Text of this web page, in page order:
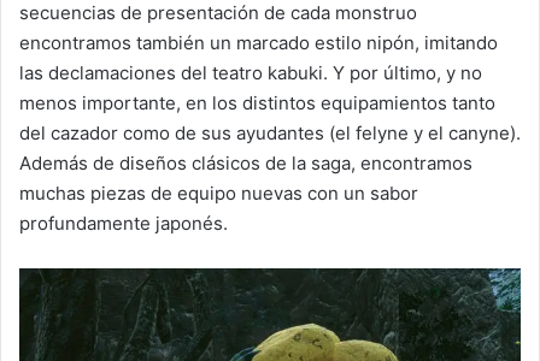
secuencias de presentación de cada monstruo
encontramos también un marcado estilo nipón, imitando
las declamaciones del teatro kabuki. Y por último, y no
menos importante, en los distintos equipamientos tanto
del cazador como de sus ayudantes (el felyne y el canyne).
Además de diseños clásicos de la saga, encontramos
muchas piezas de equipo nuevas con un sabor
profundamente japonés.